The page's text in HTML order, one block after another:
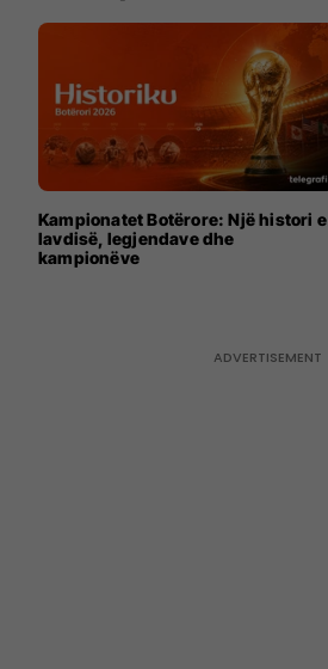
Kampionatet Botërore: Një histori e
lavdisë, legjendave dhe
kampionëve